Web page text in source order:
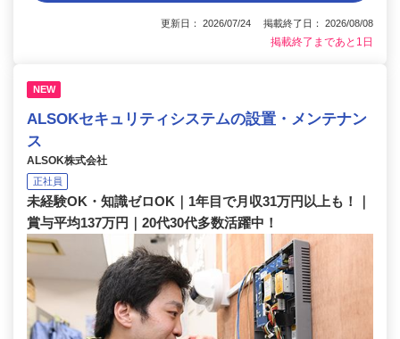
更新日： 2026/07/24 掲載終了日： 2026/08/08
掲載終了まであと1日
NEW
ALSOKセキュリティシステムの設置・メンテナン
ス
ALSOK株式会社
正社員
未経験OK・知識ゼロOK｜1年目で月収31万円以上も！｜
賞与平均137万円｜20代30代多数活躍中！